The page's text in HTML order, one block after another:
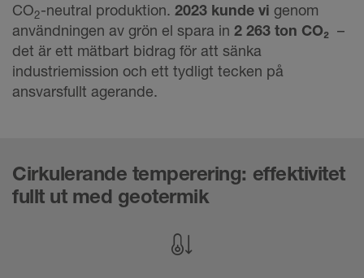
CO2-neutral produktion. 2023 kunde vi genom
användningen av grön el spara in 2 263 ton CO₂ –
det är ett mätbart bidrag för att sänka
industriemission och ett tydligt tecken på
ansvarsfullt agerande.
Cirkulerande temperering: effektivitet
fullt ut med geotermik